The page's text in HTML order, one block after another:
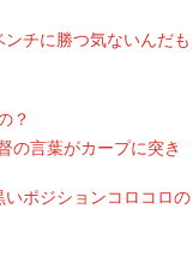
チに勝つ気ないんだも
？
の言葉がカープに突き
ポジションコロコロの